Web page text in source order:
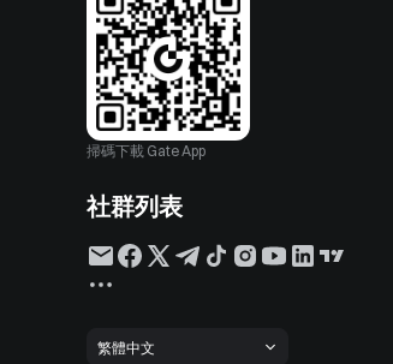
掃碼下載 Gate App
社群列表
繁體中文